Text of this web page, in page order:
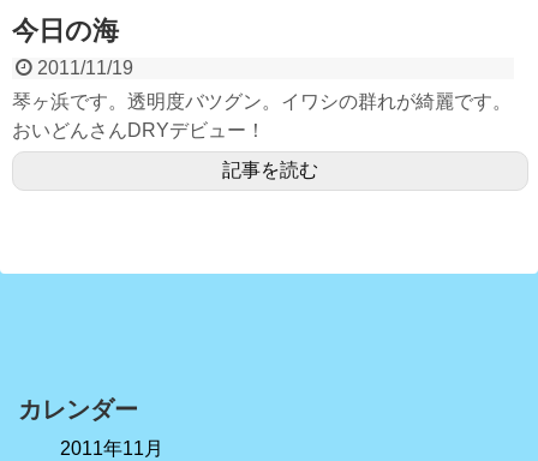
今日の海
2011/11/19
琴ヶ浜です。透明度バツグン。イワシの群れが綺麗です。
おいどんさんDRYデビュー！
記事を読む
カレンダー
2011年11月